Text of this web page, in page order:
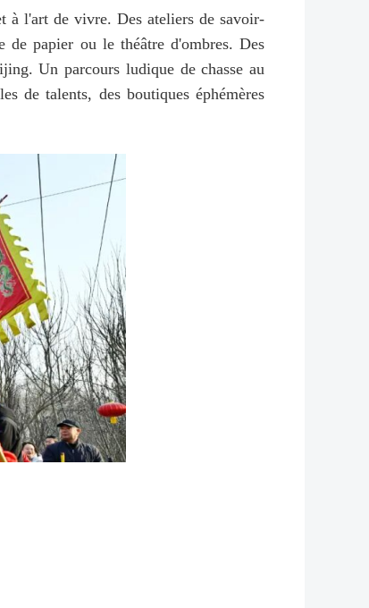
à l'art de vivre. Des ateliers de savoir-
de papier ou le théâtre d'ombres. Des
Un parcours ludique de chasse au
de talents, des boutiques éphémères